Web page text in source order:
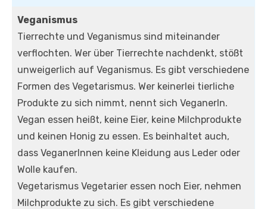
Veganismus
Tierrechte und Veganismus sind miteinander
verflochten. Wer über Tierrechte nachdenkt, stößt
unweigerlich auf Veganismus. Es gibt verschiedene
Formen des Vegetarismus. Wer keinerlei tierliche
Produkte zu sich nimmt, nennt sich VeganerIn.
Vegan essen heißt, keine Eier, keine Milchprodukte
und keinen Honig zu essen. Es beinhaltet auch,
dass VeganerInnen keine Kleidung aus Leder oder
Wolle kaufen.
Vegetarismus Vegetarier essen noch Eier, nehmen
Milchprodukte zu sich. Es gibt verschiedene